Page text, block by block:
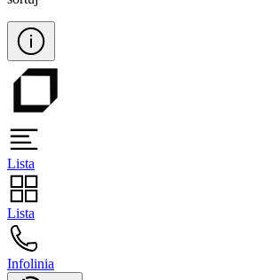
Lista
Lista
Infolinia